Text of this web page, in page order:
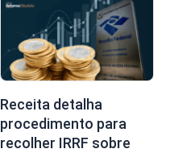
Receita detalha
procedimento para
recolher IRRF sobre